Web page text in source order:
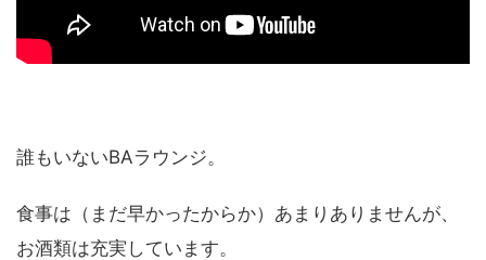
誰もいないBAラウンジ。
食事は（まだ早かったからか）あまりありませんが、
お酒類は充実しています。